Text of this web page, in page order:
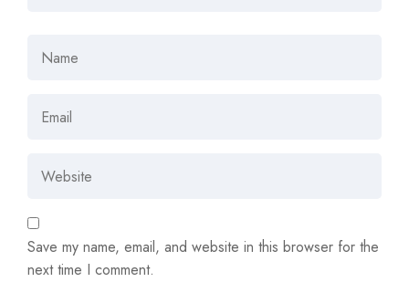
Save my name, email, and website in this browser for the
next time I comment.